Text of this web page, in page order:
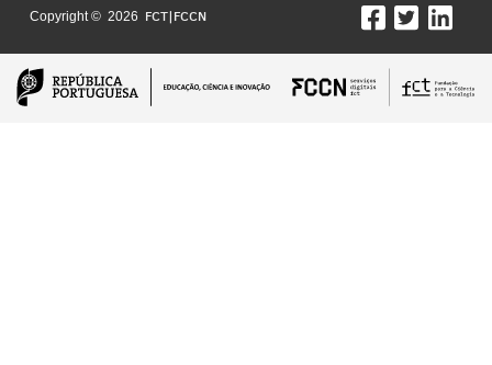
Copyright © 2026 FCT|FCCN